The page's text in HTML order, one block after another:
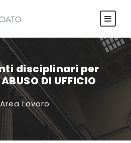
disciplinari per
DI UFFICIO
Lavoro